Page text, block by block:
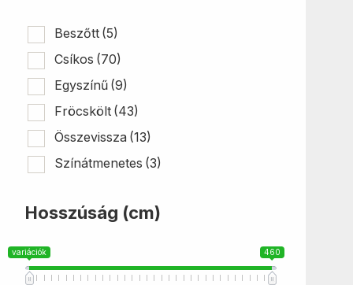
Beszőtt (5)
Csíkos (70)
Egyszínű (9)
Fröcskölt (43)
Összevissza (13)
Színátmenetes (3)
Hosszúság (cm)
variációk 460